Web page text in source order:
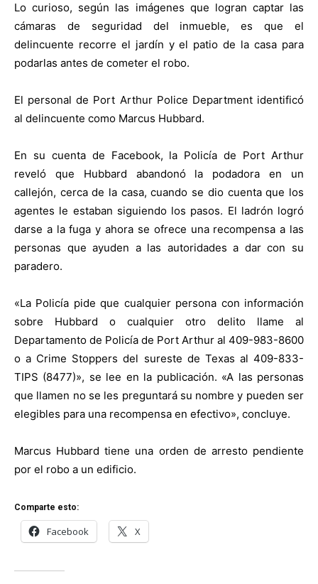
Lo curioso, según las imágenes que logran captar las
cámaras de seguridad del inmueble, es que el
delincuente recorre el jardín y el patio de la casa para
podarlas antes de cometer el robo.
El personal de Port Arthur Police Department identificó
al delincuente como Marcus Hubbard.
En su cuenta de Facebook, la Policía de Port Arthur
reveló que Hubbard abandonó la podadora en un
callejón, cerca de la casa, cuando se dio cuenta que los
agentes le estaban siguiendo los pasos. El ladrón logró
darse a la fuga y ahora se ofrece una recompensa a las
personas que ayuden a las autoridades a dar con su
paradero.
«La Policía pide que cualquier persona con información
sobre Hubbard o cualquier otro delito llame al
Departamento de Policía de Port Arthur al 409-983-8600
o a Crime Stoppers del sureste de Texas al 409-833-
TIPS (8477)», se lee en la publicación. «A las personas
que llamen no se les preguntará su nombre y pueden ser
elegibles para una recompensa en efectivo», concluye.
Marcus Hubbard tiene una orden de arresto pendiente
por el robo a un edificio.
Comparte esto:
Facebook X